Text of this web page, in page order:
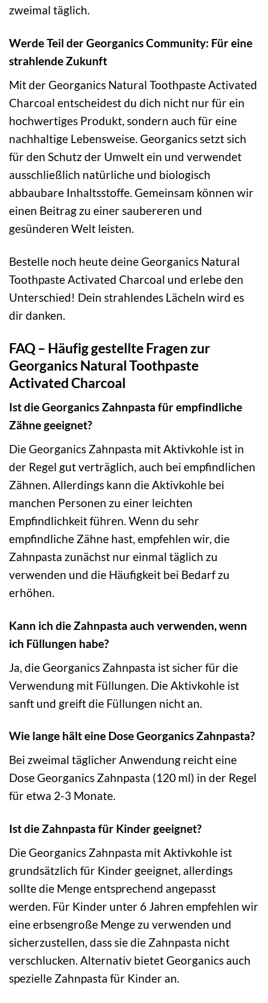
zweimal täglich.
Werde Teil der Georganics Community: Für eine
strahlende Zukunft
Mit der Georganics Natural Toothpaste Activated
Charcoal entscheidest du dich nicht nur für ein
hochwertiges Produkt, sondern auch für eine
nachhaltige Lebensweise. Georganics setzt sich
für den Schutz der Umwelt ein und verwendet
ausschließlich natürliche und biologisch
abbaubare Inhaltsstoffe. Gemeinsam können wir
einen Beitrag zu einer saubereren und
gesünderen Welt leisten.
Bestelle noch heute deine Georganics Natural
Toothpaste Activated Charcoal und erlebe den
Unterschied! Dein strahlendes Lächeln wird es
dir danken.
FAQ – Häufig gestellte Fragen zur
Georganics Natural Toothpaste
Activated Charcoal
Ist die Georganics Zahnpasta für empfindliche
Zähne geeignet?
Die Georganics Zahnpasta mit Aktivkohle ist in
der Regel gut verträglich, auch bei empfindlichen
Zähnen. Allerdings kann die Aktivkohle bei
manchen Personen zu einer leichten
Empfindlichkeit führen. Wenn du sehr
empfindliche Zähne hast, empfehlen wir, die
Zahnpasta zunächst nur einmal täglich zu
verwenden und die Häufigkeit bei Bedarf zu
erhöhen.
Kann ich die Zahnpasta auch verwenden, wenn
ich Füllungen habe?
Ja, die Georganics Zahnpasta ist sicher für die
Verwendung mit Füllungen. Die Aktivkohle ist
sanft und greift die Füllungen nicht an.
Wie lange hält eine Dose Georganics Zahnpasta?
Bei zweimal täglicher Anwendung reicht eine
Dose Georganics Zahnpasta (120 ml) in der Regel
für etwa 2-3 Monate.
Ist die Zahnpasta für Kinder geeignet?
Die Georganics Zahnpasta mit Aktivkohle ist
grundsätzlich für Kinder geeignet, allerdings
sollte die Menge entsprechend angepasst
werden. Für Kinder unter 6 Jahren empfehlen wir
eine erbsengroße Menge zu verwenden und
sicherzustellen, dass sie die Zahnpasta nicht
verschlucken. Alternativ bietet Georganics auch
spezielle Zahnpasta für Kinder an.